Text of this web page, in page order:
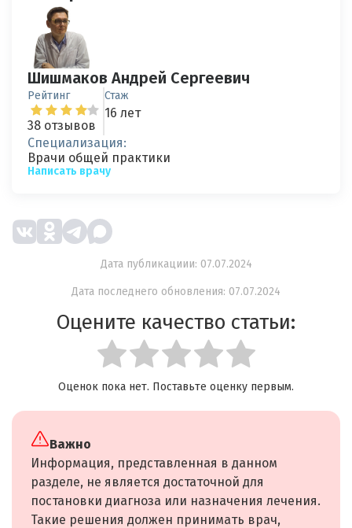
Шишмаков Андрей Сергеевич
Рейтинг
38 отзывов
Стаж
16 лет
Специализация:
Врачи общей практики
Написать врачу
Дата публикациии: 07.07.2024
Дата последнего обновления: 07.07.2024
Оцените качество статьи:
Оценок пока нет. Поставьте оценку первым.
Важно
Информация, представленная в данном
разделе, не является достаточной для
постановки диагноза или назначения лечения.
Такие решения должен принимать врач,